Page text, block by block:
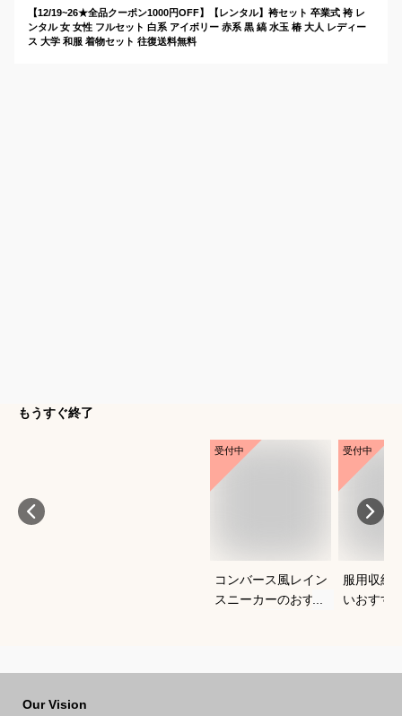
【12/19~26★全品クーポン1000円OFF】【レンタル】袴セット 卒業式 袴 レ
ンタル 女 女性 フルセット 白系 アイボリー 赤系 黒 縞 水玉 椿 大人 レディー
ス 大学 和服 着物セット 往復送料無料
もうすぐ終了
受付中
コンバース風レイン
スニーカーのおすす
受付中
服用収納
いおすす
Our Vision